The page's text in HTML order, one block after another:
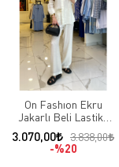
On Fashıon Ekru
Jakarlı Beli Lastikli
Takım
3.070,00
3.838,00
%20